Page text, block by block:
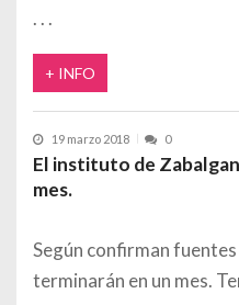
+ INFO
19 marzo 2018 0
El instituto de
mes.
Según confirman
terminarán en un mes.